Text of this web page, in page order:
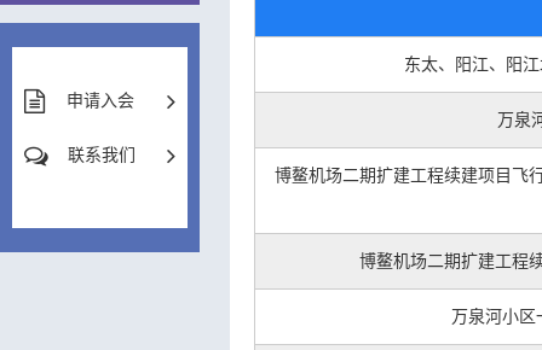
申请入会
联系我们
东太、阳江、阳
万泉
博鳌机场二期扩建工程续建项目飞
博鳌机场二期扩建工程
万泉河小